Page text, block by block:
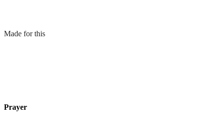
Made for this
Prayer